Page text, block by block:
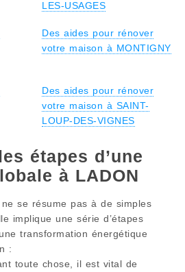
LES-USAGES
Des aides pour rénover
votre maison à MONTIGNY
Des aides pour rénover
votre maison à SAINT-
LOUP-DES-VIGNES
étapes d’une
à LADON
se résume pas à de simples
implique une série d’étapes
transformation énergétique
:
toute chose, il est vital de